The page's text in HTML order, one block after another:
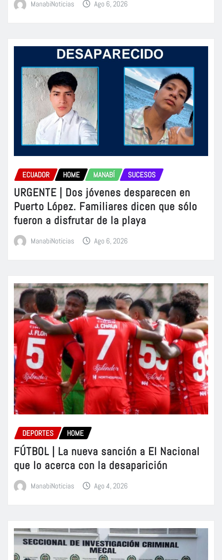
ManabiNoticias Ago 6, 2026
ECUADOR HOME MANABÍ SUCESOS
URGENTE | Dos jóvenes desparecen en
Puerto López. Familiares dicen que sólo
fueron a disfrutar de la playa
ManabiNoticias Ago 6, 2026
DEPORTES HOME
FÚTBOL | La nueva sanción a El Nacional
que lo acerca con la desaparición
ManabiNoticias Ago 4, 2026